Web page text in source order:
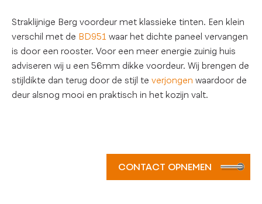
Straklijnige Berg voordeur met klassieke tinten. Een klein
verschil met de BD951 waar het dichte paneel vervangen
is door een rooster. Voor een meer energie zuinig huis
adviseren wij u een 56mm dikke voordeur. Wij brengen de
stijldikte dan terug door de stijl te verjongen waardoor de
deur alsnog mooi en praktisch in het kozijn valt.
CONTACT OPNEMEN